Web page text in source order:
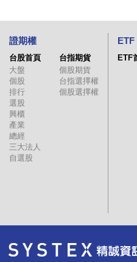
證期權
台股首頁
大盤
個股
排行
選股
興櫃
產業
總經
三大法人
自選股
台指期貨
個股期貨
台指選擇權
個股選擇權
ETF
ETF